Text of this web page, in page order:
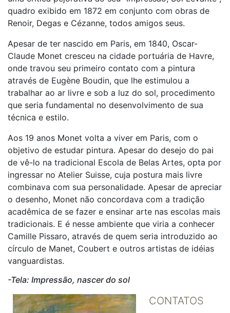
quadro exibido em 1872 em conjunto com obras de
Renoir, Degas e Cézanne, todos amigos seus.
Apesar de ter nascido em Paris, em 1840, Oscar-
Claude Monet cresceu na cidade portuária de Havre,
onde travou seu primeiro contato com a pintura
através de Eugène Boudin, que lhe estimulou a
trabalhar ao ar livre e sob a luz do sol, procedimento
que seria fundamental no desenvolvimento de sua
técnica e estilo.
Aos 19 anos Monet volta a viver em Paris, com o
objetivo de estudar pintura. Apesar do desejo do pai
de vê-lo na tradicional Escola de Belas Artes, opta por
ingressar no Atelier Suisse, cuja postura mais livre
combinava com sua personalidade. Apesar de apreciar
o desenho, Monet não concordava com a tradição
acadêmica de se fazer e ensinar arte nas escolas mais
tradicionais. E é nesse ambiente que viria a conhecer
Camille Pissaro, através de quem seria introduzido ao
círculo de Manet, Coubert e outros artistas de idéias
vanguardistas.
-Tela: Impressão, nascer do sol
CONTATOS